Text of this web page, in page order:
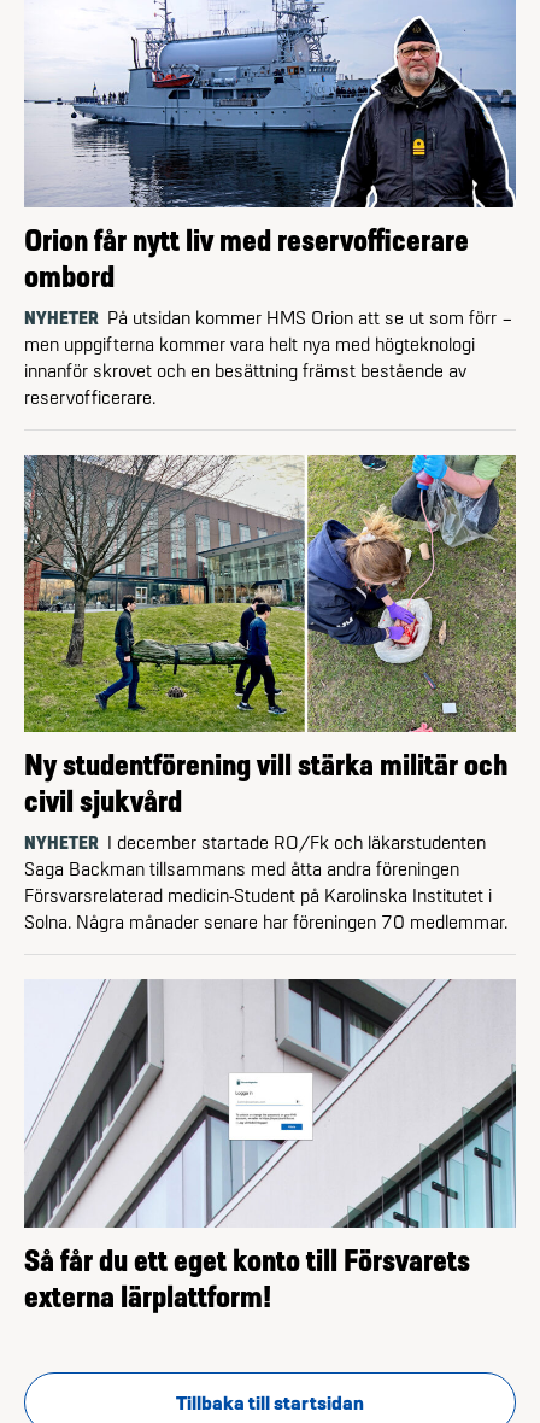
Orion får nytt liv med reservofficerare
ombord
NYHETER På utsidan kommer HMS Orion att se ut som förr –
men uppgifterna kommer vara helt nya med högteknologi
innanför skrovet och en besättning främst bestående av
reserv­officerare.
Ny studentförening vill stärka militär och
civil sjukvård
NYHETER I december startade RO/Fk och läkarstudenten
Saga Backman tillsammans med åtta andra föreningen
Försvarsrelaterad medicin-Student på Karolinska Institutet i
Solna. Några månader senare har föreningen 70 medlemmar.
Så får du ett eget konto till Försvarets
externa lärplattform!
Tillbaka till startsidan